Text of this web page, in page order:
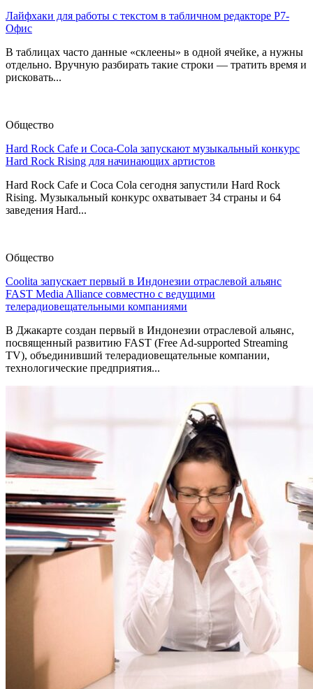
Лайфхаки для работы с текстом в табличном редакторе Р7-
Офис
В таблицах часто данные «склеены» в одной ячейке, а нужны
отдельно. Вручную разбирать такие строки — тратить время и
рисковать...
Общество
Hard Rock Cafe и Coca-Cola запускают музыкальный конкурс
Hard Rock Rising для начинающих артистов
Hard Rock Cafe и Coca Cola сегодня запустили Hard Rock
Rising. Музыкальный конкурс охватывает 34 страны и 64
заведения Hard...
Общество
Coolita запускает первый в Индонезии отраслевой альянс
FAST Media Alliance совместно с ведущими
телерадиовещательными компаниями
В Джакарте создан первый в Индонезии отраслевой альянс,
посвященный развитию FAST (Free Ad-supported Streaming
TV), объединивший телерадиовещательные компании,
технологические предприятия...